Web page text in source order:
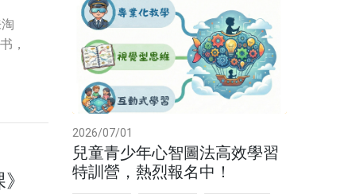
，
2026/07/01
兒童青少年心智圖法高效學習
特訓營，熱烈報名中！